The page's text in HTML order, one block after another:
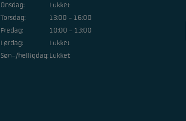
Onsdag:
Lukket
Torsdag:
13:00 - 16:00
Fredag:
10:00 - 13:00
Lørdag:
Lukket
Søn-/helligdag:Lukket